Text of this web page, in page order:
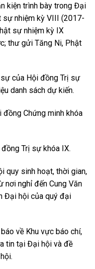
kiện trình bày trong Đại
sự nhiệm kỳ VIII (2017-
sự nhiệm kỳ IX
thư gửi Tăng Ni, Phật
của Hội đồng Trị sự
danh sách dự kiến.
đồng Chứng minh khóa
Trị sự khóa IX.
quy sinh hoạt, thời gian,
nghỉ đến Cung Văn
Đại hội của quý đại
về Khu vực báo chí,
tin tại Đại hội và đề